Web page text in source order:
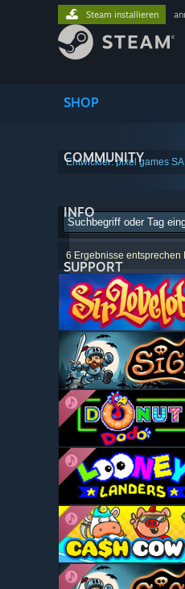
SHOP
COMMUNITY
INFO
SUPPORT
Steam installieren
Entwickler: pixel games
6 Ergebnisse entsprechen